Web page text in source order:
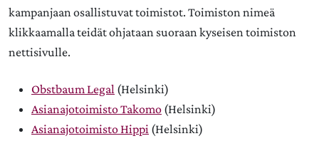
kampanjaan osallistuvat toimistot. Toimiston nimeä
klikkaamalla teidät ohjataan suoraan kyseisen toimiston
nettisivulle.
Obstbaum Legal (Helsinki)
Asianajotoimisto Takomo (Helsinki)
Asianajotoimisto Hippi (Helsinki)